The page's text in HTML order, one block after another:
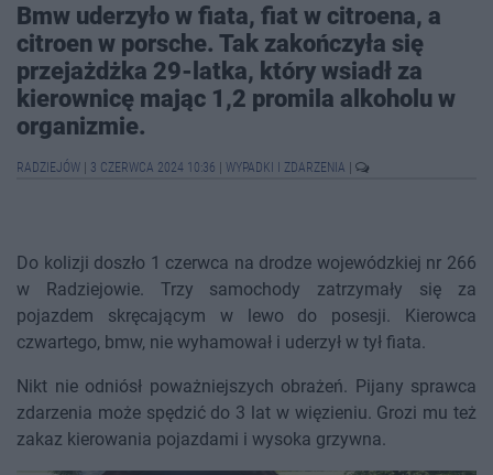
Bmw uderzyło w fiata, fiat w citroena, a
citroen w porsche. Tak zakończyła się
przejażdżka 29-latka, który wsiadł za
kierownicę mając 1,2 promila alkoholu w
organizmie.
RADZIEJÓW 3 CZERWCA 2024 10:36 WYPADKI I ZDARZENIA
Do kolizji doszło 1 czerwca na drodze wojewódzkiej nr 266
w Radziejowie. Trzy samochody zatrzymały się za
pojazdem skręcającym w lewo do posesji. Kierowca
czwartego, bmw, nie wyhamował i uderzył w tył fiata.
Nikt nie odniósł poważniejszych obrażeń. Pijany sprawca
zdarzenia może spędzić do 3 lat w więzieniu. Grozi mu też
zakaz kierowania pojazdami i wysoka grzywna.